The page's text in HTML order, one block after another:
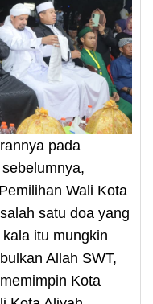
pada
Wali Kota
satu doa yang
itu mungkin
Allah SWT,
Kota